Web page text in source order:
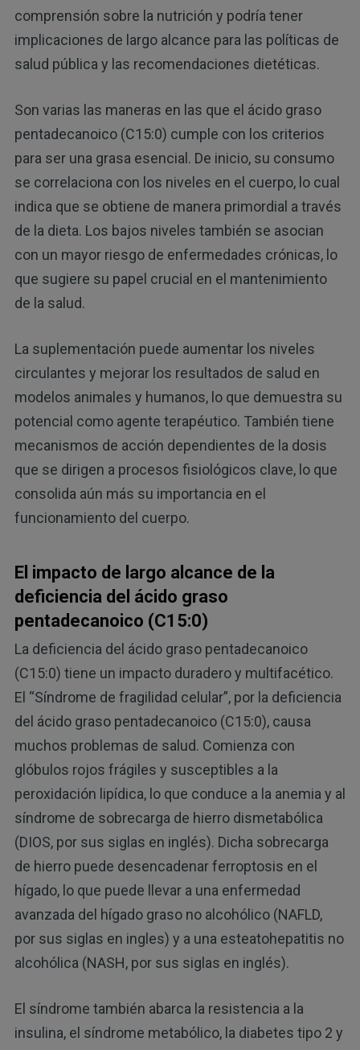
comprensión sobre la nutrición y podría tener
implicaciones de largo alcance para las políticas de
salud pública y las recomendaciones dietéticas.
Son varias las maneras en las que el ácido graso
pentadecanoico (C15:0) cumple con los criterios
para ser una grasa esencial. De inicio, su consumo
se correlaciona con los niveles en el cuerpo, lo cual
indica que se obtiene de manera primordial a través
de la dieta. Los bajos niveles también se asocian
con un mayor riesgo de enfermedades crónicas, lo
que sugiere su papel crucial en el mantenimiento
de la salud.
La suplementación puede aumentar los niveles
circulantes y mejorar los resultados de salud en
modelos animales y humanos, lo que demuestra su
potencial como agente terapéutico. También tiene
mecanismos de acción dependientes de la dosis
que se dirigen a procesos fisiológicos clave, lo que
consolida aún más su importancia en el
funcionamiento del cuerpo.
El impacto de largo alcance de la
deficiencia del ácido graso
pentadecanoico (C15:0)
La deficiencia del ácido graso pentadecanoico
(C15:0) tiene un impacto duradero y multifacético.
El “Síndrome de fragilidad celular”, por la deficiencia
del ácido graso pentadecanoico (C15:0), causa
muchos problemas de salud. Comienza con
glóbulos rojos frágiles y susceptibles a la
peroxidación lipídica, lo que conduce a la anemia y al
síndrome de sobrecarga de hierro dismetabólica
(DIOS, por sus siglas en inglés). Dicha sobrecarga
de hierro puede desencadenar ferroptosis en el
hígado, lo que puede llevar a una enfermedad
avanzada del hígado graso no alcohólico (NAFLD,
por sus siglas en ingles) y a una esteatohepatitis no
alcohólica (NASH, por sus siglas en inglés).
El síndrome también abarca la resistencia a la
insulina, el síndrome metabólico, la diabetes tipo 2 y